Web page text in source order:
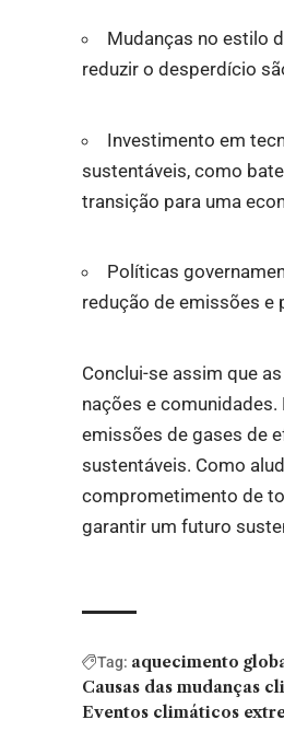
Mudanças no estilo
reduzir o desperdício
Investimento em
sustentáveis, como
transição para uma
Políticas
redução de emissões e
Conclui-se assim que
nações e
emissões de gases de
sustentáveis. Como
comprometimento de
garantir um futuro
Tag: aquecimento
Causas das mudanças
Eventos climáticos